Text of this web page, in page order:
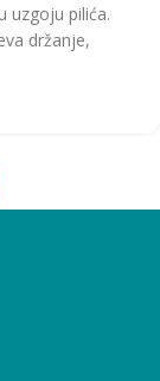
uzgoju pilića.
držanje,